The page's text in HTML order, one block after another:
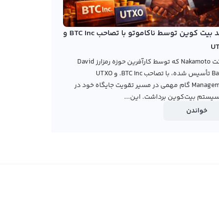
خرید بیت کوین توسط ناکاموتو با تصاحب BTC Inc و
شرکت Nakamoto که توسط کارآفرین حوزه رمزارز David
Bailey تأسیس شده، با تصاحب BTC Inc. و UTXO
Management گام مهمی در مسیر تقویت جایگاه خود در
بیت‌کوین برداشت. این...
خواندن